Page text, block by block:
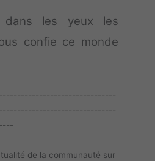
dans les yeux les
confie ce monde
de la communauté sur